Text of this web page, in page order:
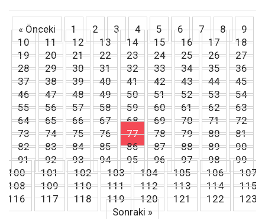
« Önceki 1 2 3 4 5 6 7 8
9
10
11 12 13 14 15 16 17
18
19
20 21 22 23 24 25 26
27
28
29 30 31 32 33 34 35
36
37
38 39 40 41 42 43 44
45
46
47 48 49 50 51 52 53
54
55
56 57 58 59 60 61 62
63
64
65 66 67 68 69 70 71
72
73
74 75 76 77 78 79 80
81
82
83 84 85 86 87 88 89
90
91
92 93 94 95 96 97 98
99
100
101 102 103 104 105 106
107
108
109 110 111 112 113 114
115
116
117 118 119 120 121 122
123
Sonraki »